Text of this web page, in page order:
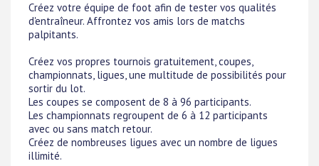
Créez votre équipe de foot afin de tester vos qualités
d'entraîneur. Affrontez vos amis lors de matchs
palpitants.
Créez vos propres tournois gratuitement, coupes,
championnats, ligues, une multitude de possibilités pour
sortir du lot.
Les coupes se composent de 8 à 96 participants.
Les championnats regroupent de 6 à 12 participants
avec ou sans match retour.
Créez de nombreuses ligues avec un nombre de ligues
illimité.